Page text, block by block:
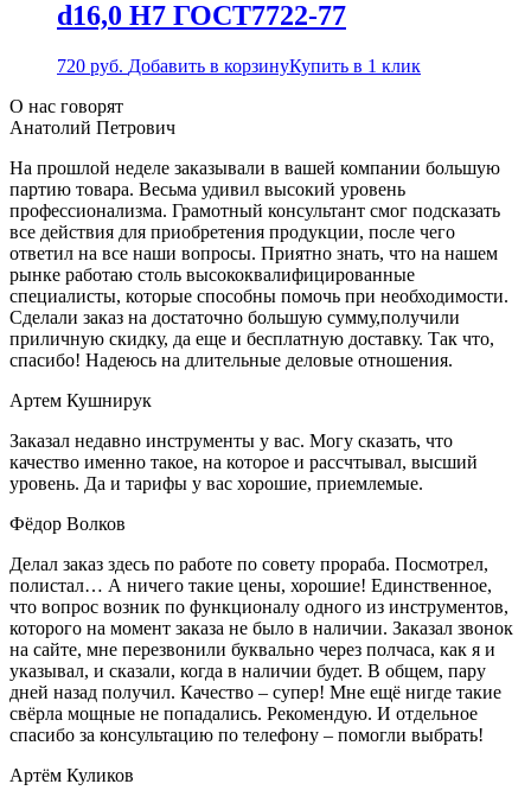
d16,0 Н7 ГОСТ7722-77
720 руб. Добавить в корзинуКупить в 1 клик
О нас говорят
Анатолий Петрович
На прошлой неделе заказывали в вашей компании большую
партию товара. Весьма удивил высокий уровень
профессионализма. Грамотный консультант смог подсказать
все действия для приобретения продукции, после чего
ответил на все наши вопросы. Приятно знать, что на нашем
рынке работаю столь высококвалифицированные
специалисты, которые способны помочь при необходимости.
Сделали заказ на достаточно большую сумму,получили
приличную скидку, да еще и бесплатную доставку. Так что,
спасибо! Надеюсь на длительные деловые отношения.
Артем Кушнирук
Заказал недавно инструменты у вас. Могу сказать, что
качество именно такое, на которое и рассчтывал, высший
уровень. Да и тарифы у вас хорошие, приемлемые.
Фёдор Волков
Делал заказ здесь по работе по совету прораба. Посмотрел,
полистал… А ничего такие цены, хорошие! Единственное,
что вопрос возник по функционалу одного из инструментов,
которого на момент заказа не было в наличии. Заказал звонок
на сайте, мне перезвонили буквально через полчаса, как я и
указывал, и сказали, когда в наличии будет. В общем, пару
дней назад получил. Качество – супер! Мне ещё нигде такие
свёрла мощные не попадались. Рекомендую. И отдельное
спасибо за консультацию по телефону – помогли выбрать!
Артём Куликов